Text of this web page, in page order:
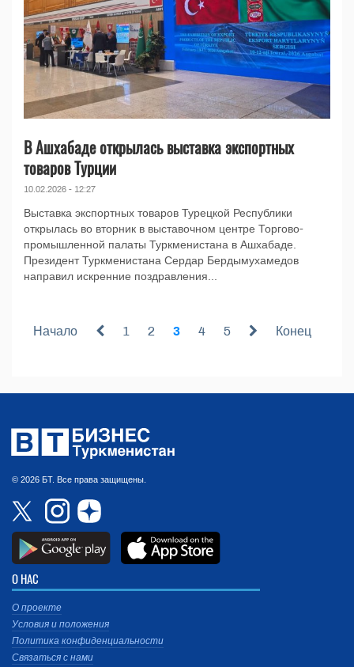
В Ашхабаде открылась выставка экспортных
товаров Турции
10.02.2026 - 12:27
Выставка экспортных товаров Турецкой Республики
открылась во вторник в выставочном центре Торгово-
промышленной палаты Туркменистана в Ашхабаде.
Президент Туркменистана Сердар Бердымухамедов
направил искренние поздравления...
Начало 1 2 3 4 5 Конец
© 2026 БТ. Все права защищены.
О НАС
О проекте
Условия и положения
Политика конфиденциальности
Связаться с нами